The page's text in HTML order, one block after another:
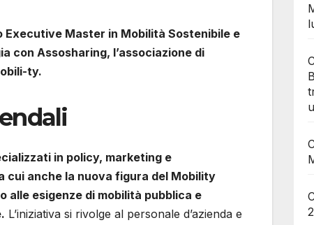
Executive Master in Mobilità Sostenibile e
con Assosharing, l’associazione di
ty.
in policy, marketing e
cui anche la nuova figura del Mobility
alle esigenze di mobilità pubblica e
L’iniziativa si rivolge al personale d’azienda e